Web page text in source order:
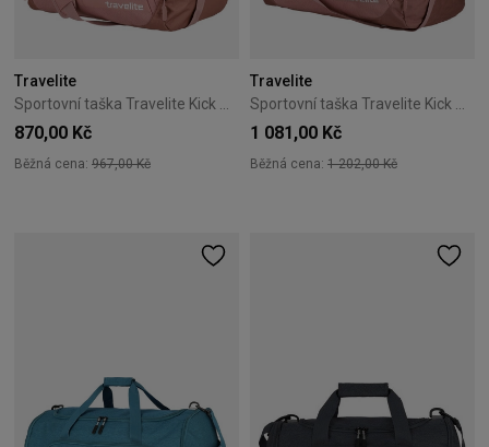
Travelite
870,00 Kč
Běžná cena: 967,00 Kč
Travelite
1 081,00 Kč
Běžná cena: 1 202,00 Kč